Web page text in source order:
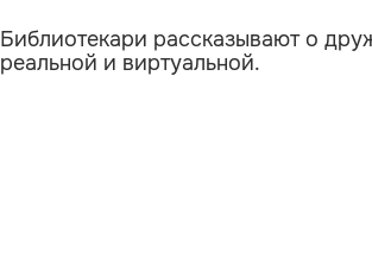
Библиотекари рассказывают о
реальной и виртуальной.